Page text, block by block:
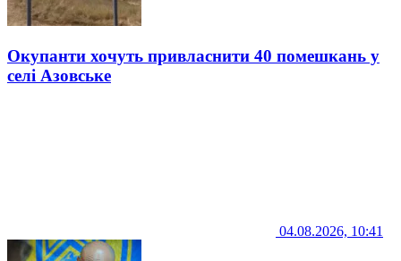
Окупанти хочуть привласнити 40 помешкань у
селі Азовське
04.08.2026, 10:41